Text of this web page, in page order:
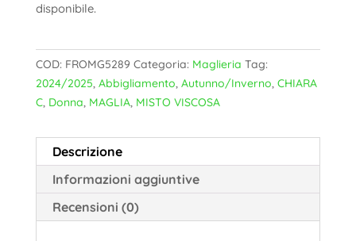
disponibile.
COD: FROMG5289 Categoria: Maglieria Tag:
2024/2025, Abbigliamento, Autunno/Inverno, CHIARA
C, Donna, MAGLIA, MISTO VISCOSA
Descrizione
Informazioni aggiuntive
Recensioni (0)